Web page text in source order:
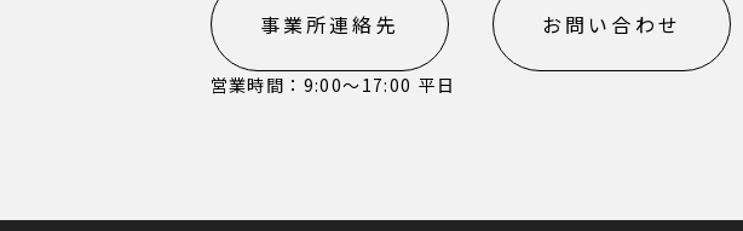
事業所連絡先
営業時間：9:00〜17:00 平日
お問い合わせ